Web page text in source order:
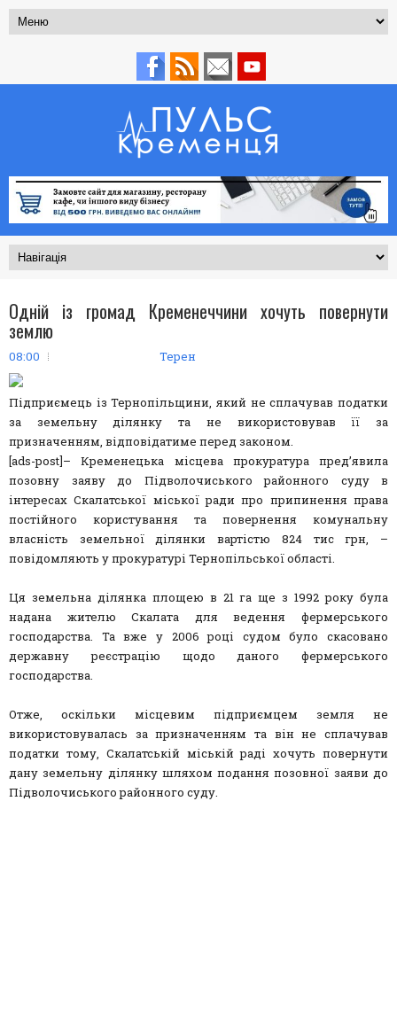
Одній із громад Кременеччини хочуть повернути
землю
08:00 Терен
Підприємець із Тернопільщини, який не сплачував податки
за земельну ділянку та не використовував її за
призначенням, відповідатиме перед законом.
[ads-post]– Кременецька місцева прокуратура пред’явила
позовну заяву до Підволочиського районного суду в
інтересах Скалатської міської ради про припинення права
постійного користування та повернення комунальну
власність земельної ділянки вартістю 824 тис грн, –
повідомляють у прокуратурі Тернопільської області.
Ця земельна ділянка площею в 21 га ще з 1992 року була
надана жителю Скалата для ведення фермерського
господарства. Та вже у 2006 році судом було скасовано
державну реєстрацію щодо даного фермерського
господарства.
Отже, оскільки місцевим підприємцем земля не
використовувалась за призначенням та він не сплачував
податки тому, Скалатській міській раді хочуть повернути
дану земельну ділянку шляхом подання позовної заяви до
Підволочиського районного суду.